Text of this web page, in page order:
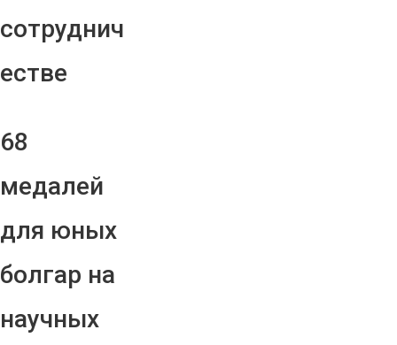
сотруднич
естве
68
медалей
для юных
болгар на
научных